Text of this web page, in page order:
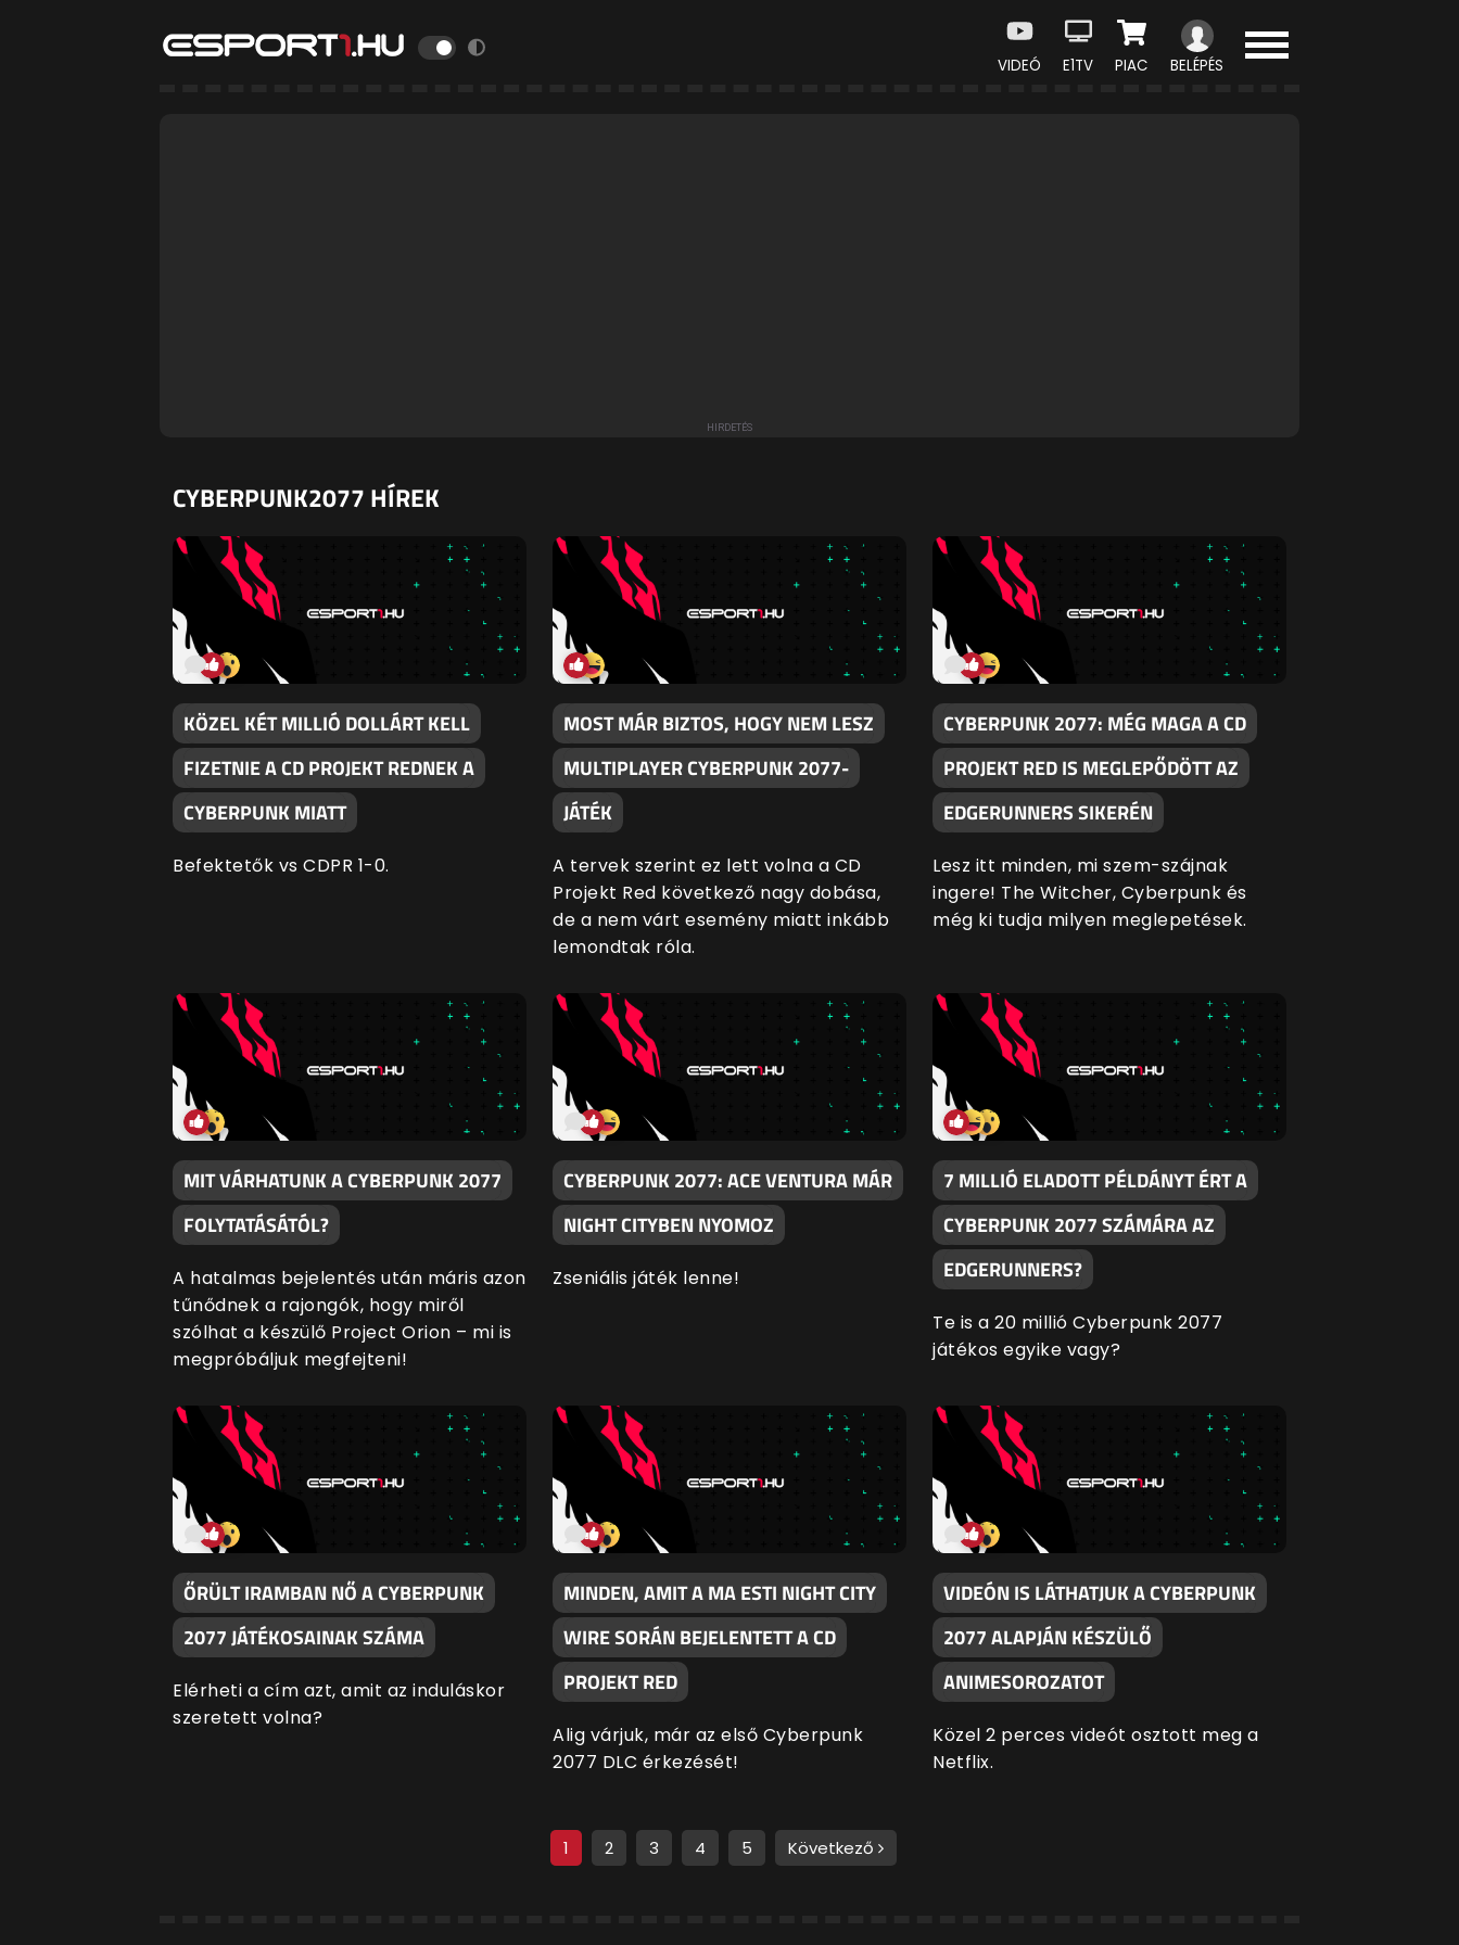
VIDEÓ E1TV PIAC BELÉPÉS
CYBERPUNK2077 HÍREK
KÖZEL KÉT MILLIÓ DOLLÁRT KELL
FIZETNIE A CD PROJEKT REDNEK A
CYBERPUNK MIATT
Befektetők vs CDPR 1-0.
MOST MÁR BIZTOS, HOGY NEM LESZ
MULTIPLAYER CYBERPUNK 2077-
JÁTÉK
A tervek szerint ez lett volna a CD
Projekt Red következő nagy dobása,
de a nem várt esemény miatt inkább
lemondtak róla.
CYBERPUNK 2077: MÉG MAGA A CD
PROJEKT RED IS MEGLEPŐDÖTT AZ
EDGERUNNERS SIKERÉN
Lesz itt minden, mi szem-szájnak
ingere! The Witcher, Cyberpunk és
még ki tudja milyen meglepetések.
MIT VÁRHATUNK A CYBERPUNK 2077
FOLYTATÁSÁTÓL?
A hatalmas bejelentés után máris azon
tűnődnek a rajongók, hogy miről
szólhat a készülő Project Orion – mi is
megpróbáljuk megfejteni!
CYBERPUNK 2077: ACE VENTURA MÁR
NIGHT CITYBEN NYOMOZ
Zseniális játék lenne!
7 MILLIÓ ELADOTT PÉLDÁNYT ÉRT A
CYBERPUNK 2077 SZÁMÁRA AZ
EDGERUNNERS?
Te is a 20 millió Cyberpunk 2077
játékos egyike vagy?
ŐRÜLT IRAMBAN NŐ A CYBERPUNK
2077 JÁTÉKOSAINAK SZÁMA
Elérheti a cím azt, amit az induláskor
szeretett volna?
MINDEN, AMIT A MA ESTI NIGHT CITY
WIRE SORÁN BEJELENTETT A CD
PROJEKT RED
Alig várjuk, már az első Cyberpunk
2077 DLC érkezését!
VIDEÓN IS LÁTHATJUK A CYBERPUNK
2077 ALAPJÁN KÉSZÜLŐ
ANIMESOROZATOT
Közel 2 perces videót osztott meg a
Netflix.
1 2 3 4 5 Következő